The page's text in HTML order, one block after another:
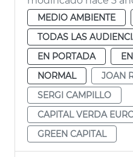
MEDIO AMBIENTE
TODAS LAS
EN PORTADA
NORMAL
JOAN
SERGI CAMPILLO
CAPITAL VERDA
GREEN CAPITAL